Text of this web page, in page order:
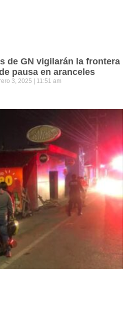
de GN vigilarán la frontera
pausa en aranceles
3, 2025 11:51 am